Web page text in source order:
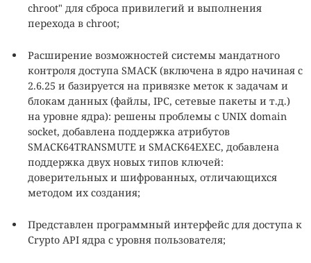
chroot" для сброса привилегий и выполнения
перехода в chroot;
Расширение возможностей системы мандатного
контроля доступа SMACK (включена в ядро начиная с
2.6.25 и базируется на привязке меток к задачам и
блокам данных (файлы, IPC, сетевые пакеты и т.д.)
на уровне ядра): решены проблемы с UNIX domain
socket, добавлена поддержка атрибутов
SMACK64TRANSMUTE и SMACK64EXEC, добавлена
поддержка двух новых типов ключей:
доверительных и шифрованных, отличающихся
методом их создания;
Представлен программный интерфейс для доступа к
Crypto API ядра с уровня пользователя;